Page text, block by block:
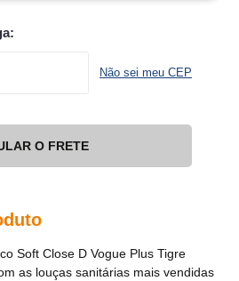
Não sei meu CEP
O FRETE
Soft Close D Vogue Plus Tigre
as louças sanitárias mais vendidas